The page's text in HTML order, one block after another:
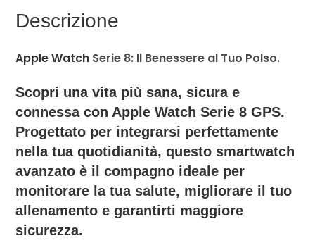
Descrizione
Apple Watch Serie 8: Il Benessere al Tuo Polso.
Scopri una vita più sana, sicura e
connessa con Apple Watch Serie 8 GPS.
Progettato per integrarsi perfettamente
nella tua quotidianità, questo smartwatch
avanzato è il compagno ideale per
monitorare la tua salute, migliorare il tuo
allenamento e garantirti maggiore
sicurezza.